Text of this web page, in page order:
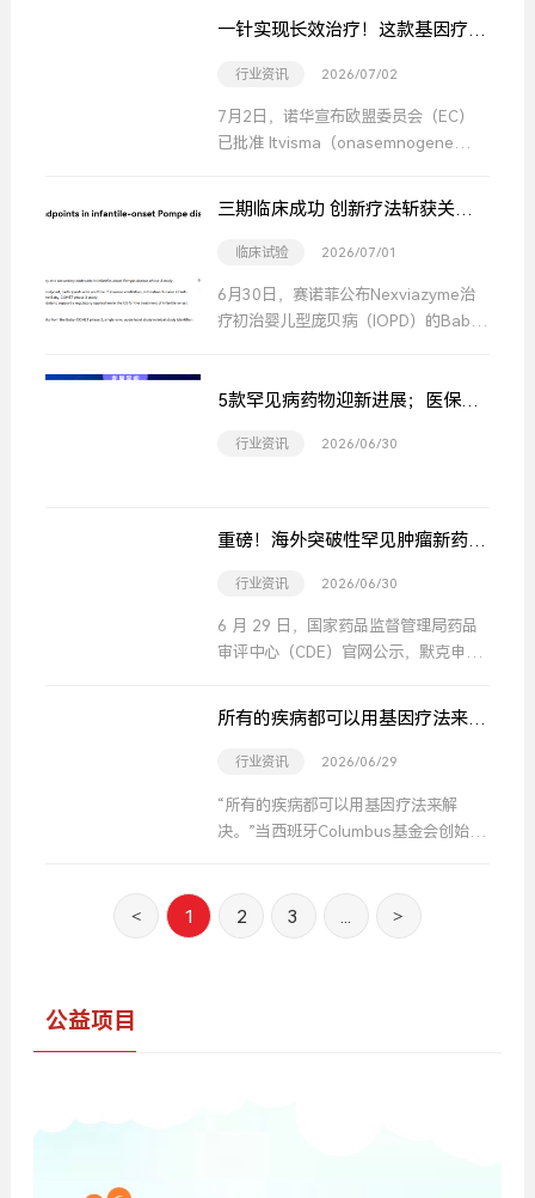
辑疗法。
一针实现长效治疗！这款基因疗法
行业资讯 2026/07/02
7月2日，诺华宣布欧盟委员会（EC）
已批准 Itvisma（onasemnogene
存运动神经元 1（SMN1）基因双等位
基因突变的 2 岁及以上儿童、青少年和
成人 5q 型脊髓性肌萎缩症（SMA）患
前唯一可覆盖广泛 SMA 患者人群的基
因替代疗法。
三期临床成功 创新疗法斩获关键
临床试验 2026/07/01
6月30日，赛诺菲公布Nexviazyme治
疗初治婴儿型庞贝病（IOPD）的Baby-
终点。
5款罕见病药物迎新进展；医保目
注册临床试验进展年度报告发布 |
行业资讯 2026/06/30
重磅！海外突破性罕见肿瘤新药国
行业资讯 2026/06/30
6 月 29 日，国家药品监督管理局药品
审评中心（CDE）官网公示，默克申报
正式获受理。早在今年 5 月，该药物就
已被 CDE 纳入优先审评，适应症为需
接受系统性治疗的成人进展性韧带样纤
病)。
所有的疾病都可以用基因疗法来解
行业资讯 2026/06/29
“所有的疾病都可以用基因疗法来解
决。”当西班牙Columbus基金会创始人
在行业会议上抛出这一极具前瞻性的论
断时，他并非在进行一场毫无根据的科
< 1 2 3 ... >
公益项目